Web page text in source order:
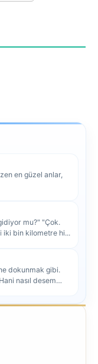
en güzel anlar,
mu?" "Çok.
iki bin kilometre hi...
dokunmak gibi.
nasıl desem